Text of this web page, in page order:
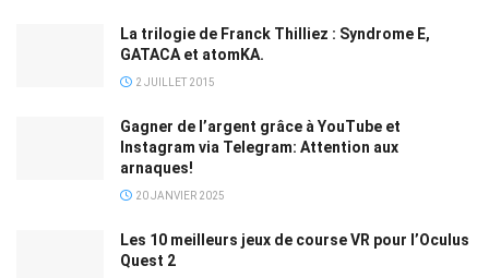
La trilogie de Franck Thilliez : Syndrome E,
GATACA et atomKA.
2 JUILLET 2015
Gagner de l’argent grâce à YouTube et
Instagram via Telegram: Attention aux
arnaques!
20 JANVIER 2025
Les 10 meilleurs jeux de course VR pour l’Oculus
Quest 2